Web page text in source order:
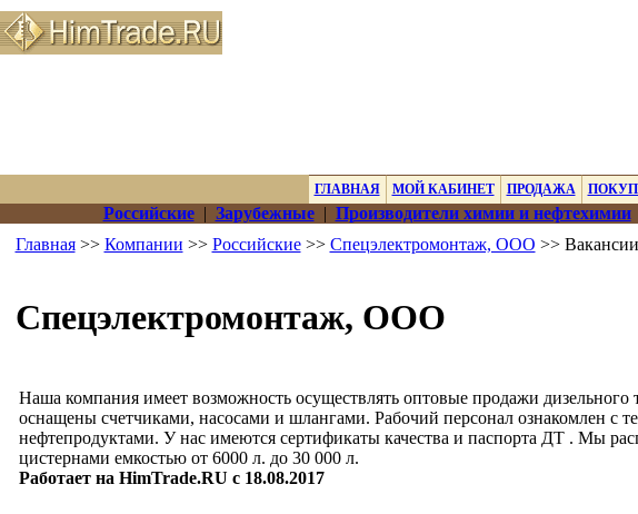
ГЛАВНАЯ МОЙ КАБИНЕТ ПРОДАЖА
Российские| Зарубежные| Производители химии и нефтехимии
Главная>> Компании >> Российские>> Спецэлектромонтаж, ООО >> Вакансии
Спецэлектромонтаж, ООО
Наша компания имеет возможность осуществлять оптовые продажи
оснащены счетчиками, насосами и шлангами. Рабочий персонал ознакомлен с
нефтепродуктами. У нас имеются сертификаты качества и паспорта ДТ . Мы
цистернами емкостью от 6000 л. до 30 000 л.
Работает на HimTrade.RU с 18.08.2017